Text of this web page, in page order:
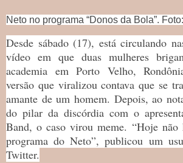
Neto no programa “Donos da Bola”.
Desde sábado (17), está circulando
vídeo em que duas mulheres
academia em Porto Velho,
versão que viralizou contava que se
amante de um homem. Depois, ao
do pilar da discórdia com o
Band, o caso virou meme. “Hoje não
programa do Neto”, publicou um
Twitter.